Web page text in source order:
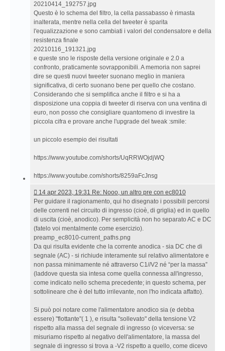
20210414_192757.jpg
Questo è lo schema del filtro, la cella passabasso è rimasta
inalterata, mentre nella cella del tweeter è sparita
l'equalizzazione e sono cambiati i valori del condensatore e della
resistenza finale
20210116_191321.jpg
e queste sno le risposte della versione originale e 2.0 a
confronto, praticamente sovrapponibili. A memoria non saprei
dire se questi nuovi tweeter suonano meglio in maniera
significativa, di certo suonano bene per quello che costano.
Considerando che si semplifica anche il filtro e si ha a
disposizione una coppia di tweeter di riserva con una ventina di
euro, non posso che consigliare quantomeno di investire la
piccola cifra e provare anche l'upgrade del tweak :smile:
un piccolo esempio dei risultati
https://www.youtube.com/shorts/UqRRWOjdjWQ
https://www.youtube.com/shorts/8259aFcJnsg
14
apr
2023,
19:31 Re:
Nooo,
un
altro
pre
con
ec8010
14 apr 2023, 19:31 Re: Nooo, un altro pre con ec8010
Per guidare il ragionamento, qui ho disegnato i possibili percorsi
delle correnti nel circuito di ingresso (cioè, di griglia) ed in quello
di uscita (cioè, anodico). Per semplicità non ho separato AC e DC
(fatelo voi mentalmente come esercizio).
preamp_ec8010-current_paths.png
Da qui risulta evidente che la corrente anodica - sia DC che di
segnale (AC) - si richiude interamente sul relativo alimentatore e
non passa minimamente né attraverso C1//V2 né “per la massa”
(laddove questa sia intesa come quella connessa all'ingresso,
come indicato nello schema precedente; in questo schema, per
sottolineare che è del tutto irrilevante, non l'ho indicata affatto).
Si può poi notare come l'alimentatore anodico sia (e debba
essere) "flottante"( 1 ), e risulta "sollevato" della tensione V2
rispetto alla massa del segnale di ingresso (o viceversa: se
misuriamo rispetto al negativo dell'alimentatore, la massa del
segnale di ingresso si trova a -V2 rispetto a quello, come dicevo